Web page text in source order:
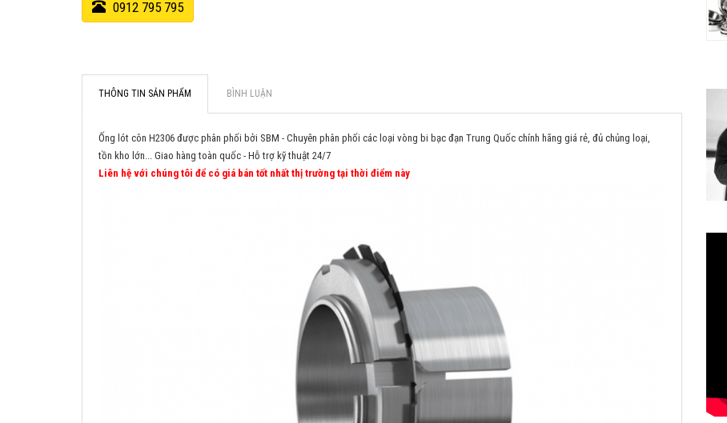
0912 795 795
THÔNG TIN SẢN PHẨM BÌNH LUẬN
Ống lót côn H2306 được phân phối bởi SBM - Chuyên phân phối các loại vòng bi bạc đạn Trung Quốc chính hãng giá rẻ, đủ chủng loại,
tồn kho lớn... Giao hàng toàn quốc - Hỗ trợ kỹ thuật 24/7
Liên hệ với chúng tôi để có giá bán tốt nhất thị trường tại thời điểm này